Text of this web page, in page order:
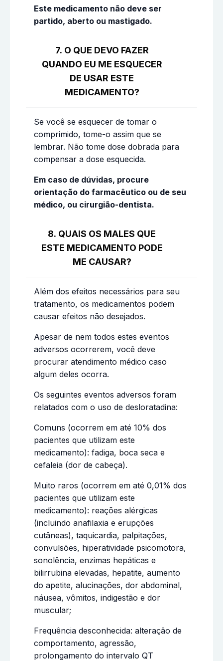
Este medicamento não deve ser
partido, aberto ou mastigado.
7. O QUE DEVO FAZER
QUANDO EU ME ESQUECER
DE USAR ESTE
MEDICAMENTO?
Se você se esquecer de tomar o
comprimido, tome-o assim que se
lembrar. Não tome dose dobrada para
compensar a dose esquecida.
Em caso de dúvidas, procure
orientação do farmacêutico ou de seu
médico, ou cirurgião-dentista.
8. QUAIS OS MALES QUE
ESTE MEDICAMENTO PODE
ME CAUSAR?
Além dos efeitos necessários para seu
tratamento, os medicamentos podem
causar efeitos não desejados.
Apesar de nem todos estes eventos
adversos ocorrerem, você deve
procurar atendimento médico caso
algum deles ocorra.
Os seguintes eventos adversos foram
relatados com o uso de desloratadina:
Comuns (ocorrem em até 10% dos
pacientes que utilizam este
medicamento): fadiga, boca seca e
cefaleia (dor de cabeça).
Muito raros (ocorrem em até 0,01% dos
pacientes que utilizam este
medicamento): reações alérgicas
(incluindo anafilaxia e erupções
cutâneas), taquicardia, palpitações,
convulsões, hiperatividade psicomotora,
sonolência, enzimas hepáticas e
bilirrubina elevadas, hepatite, aumento
do apetite, alucinações, dor abdominal,
náusea, vômitos, indigestão e dor
muscular;
Frequência desconhecida: alteração de
comportamento, agressão,
prolongamento do intervalo QT